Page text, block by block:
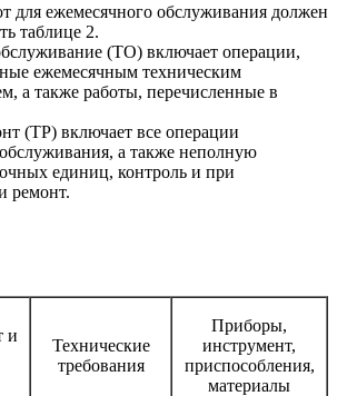
для ежемесячного обслуживания должен
таблице 2.
(ТО) включает операции,
ежемесячным техническим
а также работы, перечисленные в
(ТР) включает все операции
а также неполную
единиц, контроль и при
ремонт.
и
Технические
требования
Приборы,
инструмент,
приспособления,
материалы